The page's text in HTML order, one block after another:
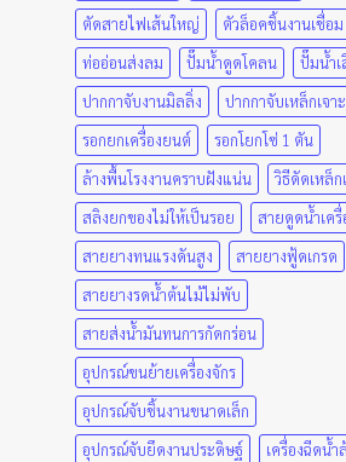
ตัดสายไฟเส้นใหญ่
ตัวล็อคชิ้นงานเชื่อม
ท่ออ่อนส่งลม
ปั๊มน้ำดูดโคลน
ปั๊มน้ำเ
ปากกาจับงานมิลลิ่ง
ปากกาจับเหล็กเจา
รอกยกเครื่องยนต์
รอกโยกโซ่ 1 ตัน
ล้างพื้นโรงงานคราบฝังแน่น
วิธีดัดเหล็ก
สลิงยกของไม่ให้เป็นรอย
สายดูดน้ำเค
สายยางทนแรงดันสูง
สายยางฟู้ดเกรด
สายยางรดน้ำต้นไม้ไม่พับ
สายส่งน้ำมันทนการกัดกร่อน
อุปกรณ์ขนย้ายเครื่องจักร
อุปกรณ์จับชิ้นงานขนาดเล็ก
อุปกรณ์จับยึดงานประดิษฐ์
เครื่องฉีดน้ำ